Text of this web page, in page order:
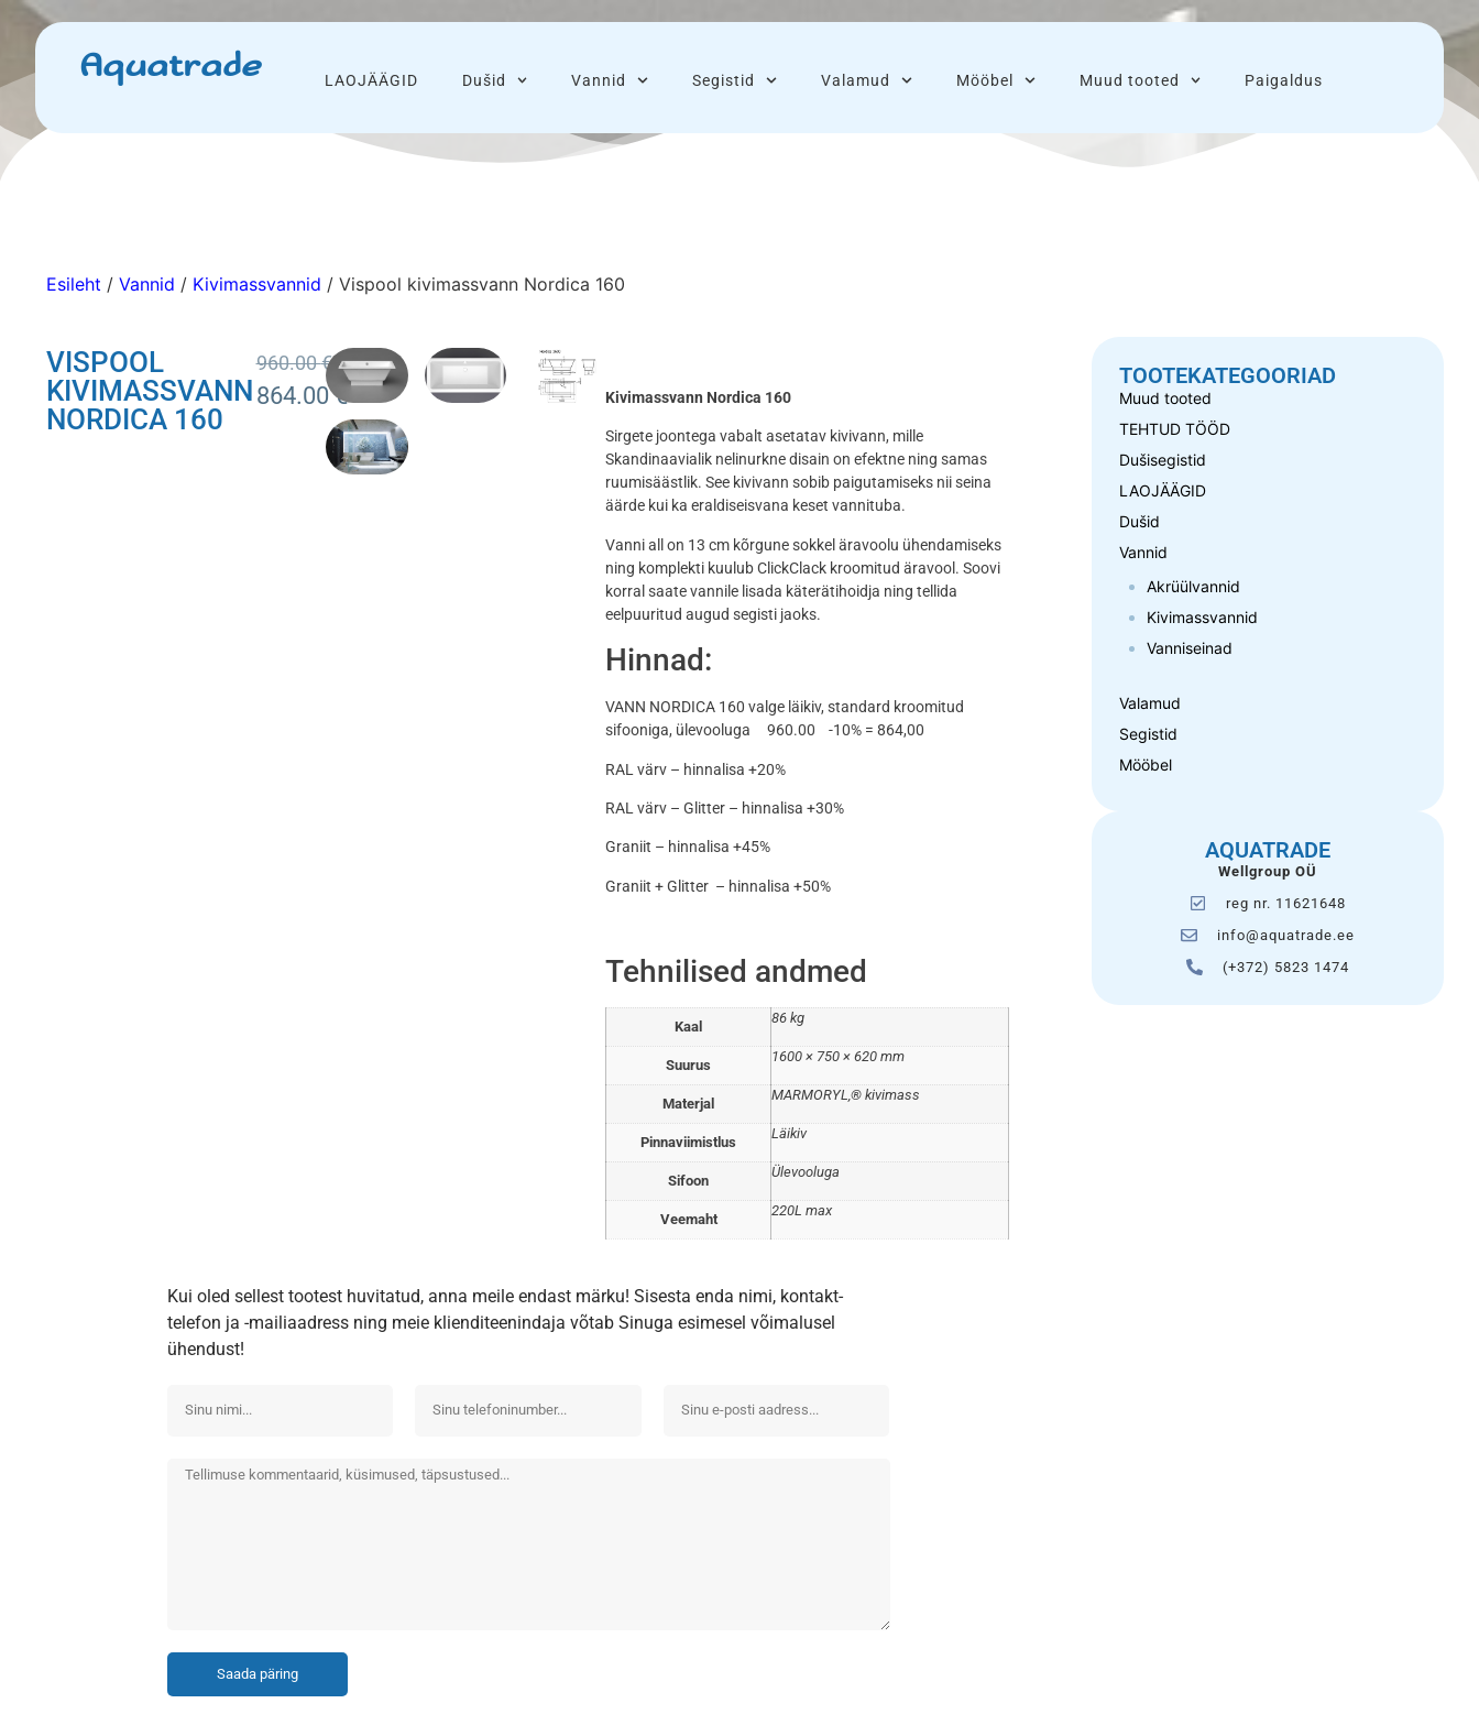
Aquatrade LAOJÄÄGID Dušid Vannid Segistid Valamud Mööbel Muud tooted Paigaldus
Esileht / Vannid / Kivimassvannid / Vispool kivimassvann Nordica 160
VISPOOL
KIVIMASSVANN
NORDICA 160
960.00€
864.00€ Kivimassvann Nordica 160
Sirgete joontega vabalt asetatav kivivann, mille
Skandinaavialik nelinurkne disain on efektne ning samas
ruumisäästlik. See kivivann sobib paigutamiseks nii seina
äärde kui ka eraldiseisvana keset vannituba.
Vanni all on 13 cm kõrgune sokkel äravoolu ühendamiseks
ning komplekti kuulub ClickClack kroomitud äravool. Soovi
korral saate vannile lisada käterätihoidja ning tellida
eelpuuritud augud segisti jaoks.
Hinnad:
VANN NORDICA 160 valge läikiv, standard kroomitud
sifooniga, ülevooluga 960.00 -10% = 864,00
RAL värv – hinnalisa +20%
RAL värv – Glitter – hinnalisa +30%
Graniit – hinnalisa +45%
Graniit + Glitter – hinnalisa +50%
Tehnilised andmed
Kaal
86 kg
Suurus
1600 × 750 × 620 mm
Materjal
MARMORYL,® kivimass
Pinnaviimistlus
Läikiv
Sifoon
Ülevooluga
Veemaht
220L max
Kui oled sellest tootest huvitatud, anna meile endast märku! Sisesta enda nimi, kontakt-
telefon ja -mailiaadress ning meie klienditeenindaja võtab Sinuga esimesel võimalusel
ühendust!
Saada päring
TOOTEKATEGOORIAD
Muud tooted
TEHTUD TÖÖD
Dušisegistid
LAOJÄÄGID
Dušid
Vannid
Akrüülvannid
Kivimassvannid
Vanniseinad
Valamud
Segistid
Mööbel
AQUATRADE
Wellgroup OÜ
reg nr. 11621648
info@aquatrade.ee
(+372) 5823 1474